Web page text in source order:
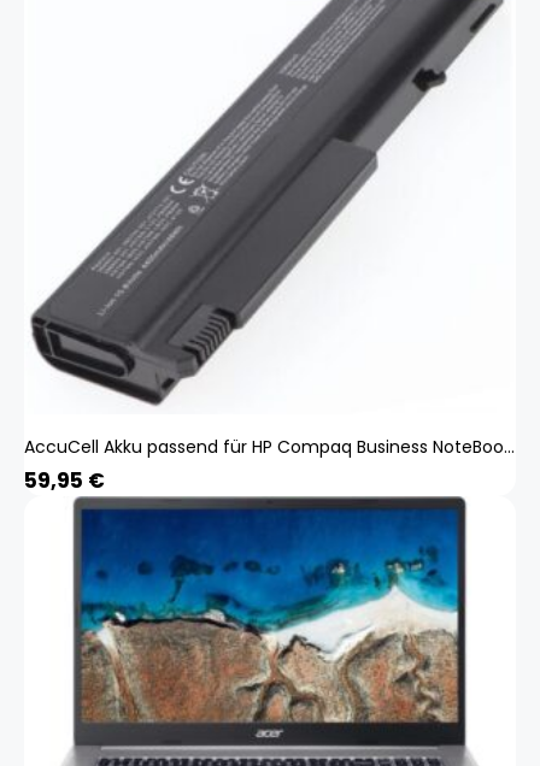
AccuCell Akku passend für HP Compaq Business NoteBook NX6125, 4000mAh, kein original Akku
59,95 €